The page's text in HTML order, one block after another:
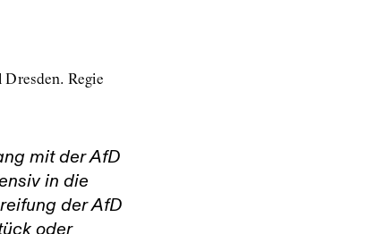
Regie
mit der AfD
in die
der AfD
oder